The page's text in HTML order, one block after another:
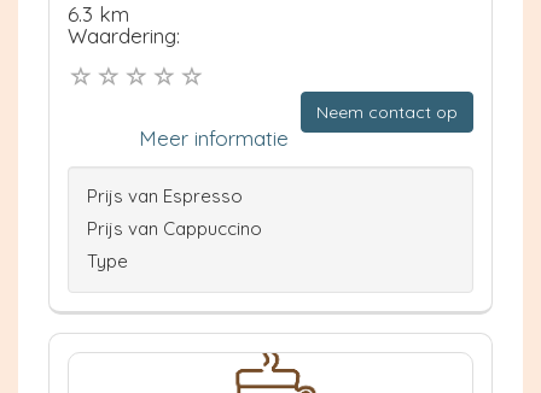
6.3 km
Waardering:
Neem contact op
Meer informatie
Prijs van Espresso
Prijs van Cappuccino
Type